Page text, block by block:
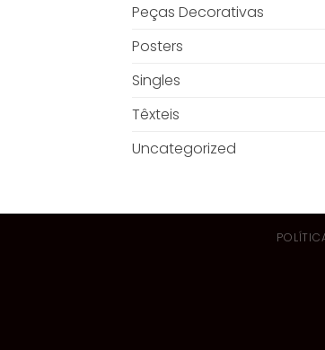
Peças Decorativas
Posters
Singles
Têxteis
Uncategorized